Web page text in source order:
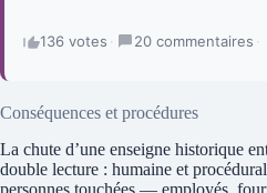
136 votes · 20 commentaires ·
Conséquences et procédures
La chute d’une enseigne historique
double lecture : humaine et
personnes touchées — employés,